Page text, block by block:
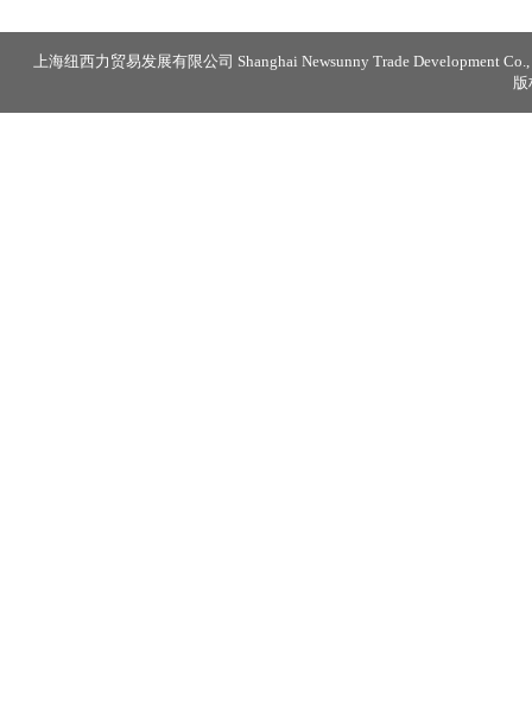
上海纽西力贸易发展有限公司 Shanghai Newsunny Trade Development